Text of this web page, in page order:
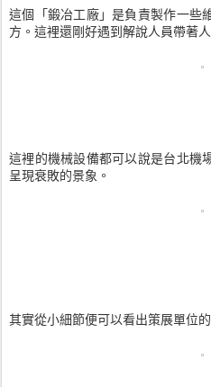
這個「鍛冶工廠」是負責製作一些
方。這裡還剛好遇到解說人員帶著
這裡的機械設備都可以說是台北機
呈現衰敗的景象。
其實從小細節便可以看出策展單位